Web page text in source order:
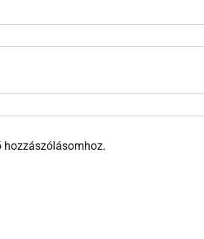
hozzászólásomhoz.